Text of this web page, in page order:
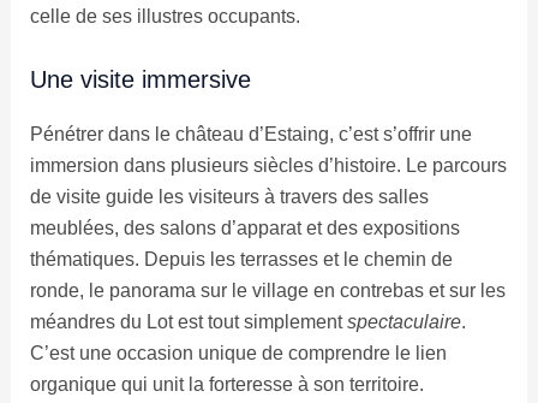
celle de ses illustres occupants.
Une visite immersive
Pénétrer dans le château d’Estaing, c’est s’offrir une
immersion dans plusieurs siècles d’histoire. Le parcours
de visite guide les visiteurs à travers des salles
meublées, des salons d’apparat et des expositions
thématiques. Depuis les terrasses et le chemin de
ronde, le panorama sur le village en contrebas et sur les
méandres du Lot est tout simplementspectaculaire.
C’est une occasion unique de comprendre le lien
organique qui unit la forteresse à son territoire.